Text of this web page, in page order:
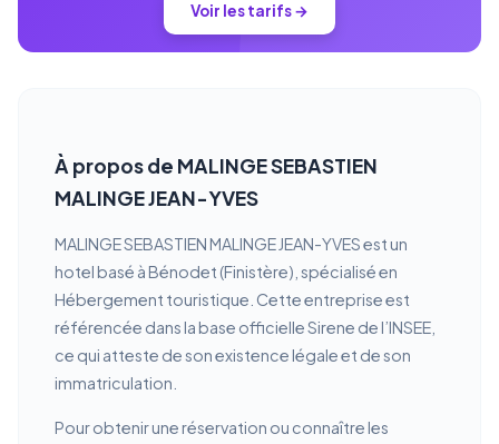
Voir les tarifs →
À propos de MALINGE SEBASTIEN
MALINGE JEAN-YVES
MALINGE SEBASTIEN MALINGE JEAN-YVES est un
hotel basé à Bénodet (Finistère), spécialisé en
Hébergement touristique. Cette entreprise est
référencée dans la base officielle Sirene de l’INSEE,
ce qui atteste de son existence légale et de son
immatriculation.
Pour obtenir une réservation ou connaître les